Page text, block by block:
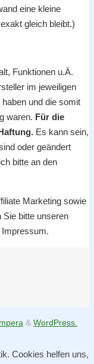
eine kleine
gleich bleibt.)
Funktionen u.Ä.
im jeweiligen
und die somit
waren. Für die
Es kann sein,
oder geändert
bitte an den
Marketing sowie
bitte unseren
& WordPress.
Cookies helfen uns,